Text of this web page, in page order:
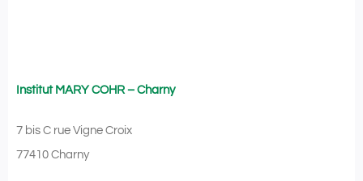
Institut MARY COHR – Charny
7 bis C rue Vigne Croix
77410 Charny